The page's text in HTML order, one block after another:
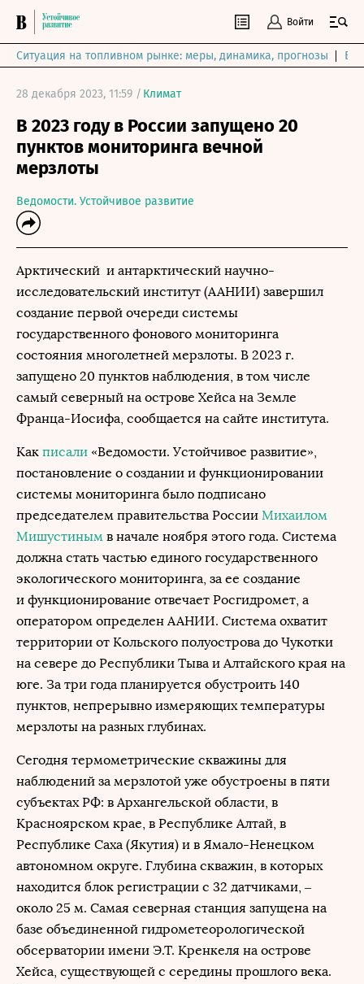
Войти
Ситуация на топливном рынке: меры, динамика, прогнозы
28 декабря 2023, 11:59 / Климат
В 2023 году в России запущено 20
пунктов мониторинга вечной
мерзлоты
Ведомости. Устойчивое развитие
Арктический и антарктический научно-
исследовательский институт (ААНИИ) завершил
создание первой очереди системы
государственного фонового мониторинга
состояния многолетней мерзлоты. В 2023 г.
запущено 20 пунктов наблюдения, в том числе
самый северный на острове Хейса на Земле
Франца-Иосифа, сообщается на сайте института.
Как писали «Ведомости. Устойчивое развитие»,
постановление о создании и функционировании
системы мониторинга было подписано
председателем правительства России Михаилом
Мишустиным в начале ноября этого года. Система
должна стать частью единого государственного
экологического мониторинга, за ее создание
и функционирование отвечает Росгидромет, а
оператором определен ААНИИ. Система охватит
территории от Кольского полуострова до Чукотки
на севере до Республики Тыва и Алтайского края на
юге. За три года планируется обустроить 140
пунктов, непрерывно измеряющих температуры
мерзлоты на разных глубинах.
Сегодня термометрические скважины для
наблюдений за мерзлотой уже обустроены в пяти
субъектах РФ: в Архангельской области, в
Красноярском крае, в Республике Алтай, в
Республике Саха (Якутия) и в Ямало-Ненецком
автономном округе. Глубина скважин, в которых
находится блок регистрации с 32 датчиками, –
около 25 м. Самая северная станция запущена на
базе объединенной гидрометеорологической
обсерватории имени Э.Т. Кренкеля на острове
Хейса, существующей с середины прошлого века.